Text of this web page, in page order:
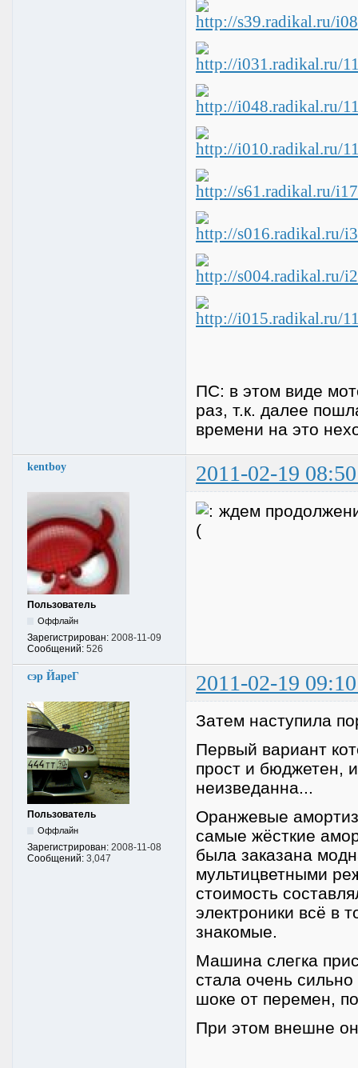
ПС: в этом виде
раз, т.к. далее
времени на это
kentboy 2011-02-19
Пользователь
Оффлайн
Зарегистрирован: 2008-11-09
Сообщений: 526
ждем
сэр ЙареГ 2011-02-19
Пользователь
Оффлайн
Зарегистрирован: 2008-11-08
Сообщений: 3,047
Затем наступила
Первый вариант
прост и бюджетен,
неизведанна...
Оранжевые
самые жёсткие
была заказана
мультицветными
стоимость
электроники всё в
знакомые.
Машина слегка
стала очень
шоке от перемен,
При этом внешне